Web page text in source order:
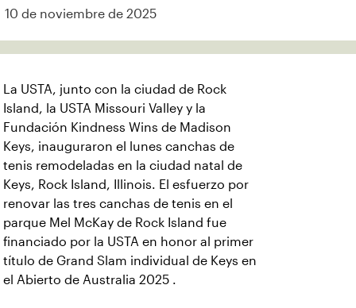
10 de noviembre de 2025
La USTA, junto con la ciudad de Rock
Island, la USTA Missouri Valley y la
Fundación Kindness Wins de Madison
Keys, inauguraron el lunes canchas de
tenis remodeladas en la ciudad natal de
Keys, Rock Island, Illinois. El esfuerzo por
renovar las tres canchas de tenis en el
parque Mel McKay de Rock Island fue
financiado por la USTA en honor al primer
título de Grand Slam individual de Keys en
el Abierto de Australia 2025 .